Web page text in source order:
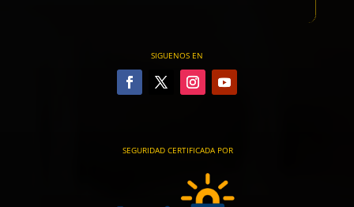
SIGUENOS EN
SEGURIDAD CERTIFICADA POR